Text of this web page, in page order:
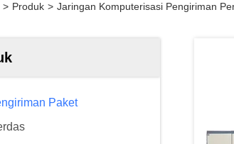
> Produk > Jaringan Komputerisasi Pengiriman
Paket